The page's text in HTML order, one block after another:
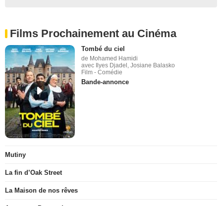
Films Prochainement au Cinéma
Tombé du ciel
de Mohamed Hamidi
avec Ilyes Djadel, Josiane Balasko
Film - Comédie
Bande-annonce
Mutiny
La fin d’Oak Street
La Maison de nos rêves